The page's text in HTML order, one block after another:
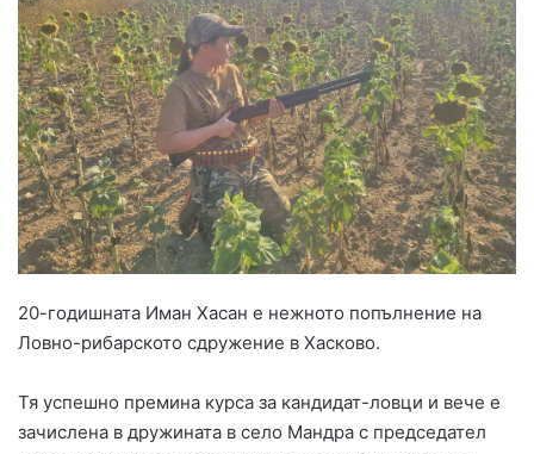
20-годишната Иман Хасан е нежното попълнение на
Ловно-рибарското сдружение в Хасково.
Тя успешно премина курса за кандидат-ловци и вече е
зачислена в дружината в село Мандра с председател